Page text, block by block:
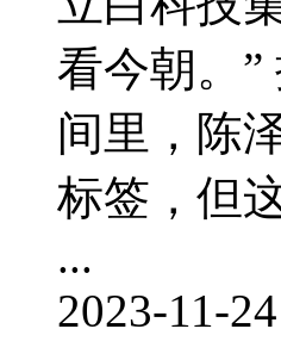
看今朝。
间里，陈
标签，但
...
2023-11-